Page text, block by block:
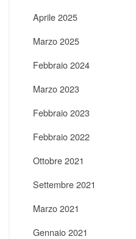
Aprile 2025
Marzo 2025
Febbraio 2024
Marzo 2023
Febbraio 2023
Febbraio 2022
Ottobre 2021
Settembre 2021
Marzo 2021
Gennaio 2021